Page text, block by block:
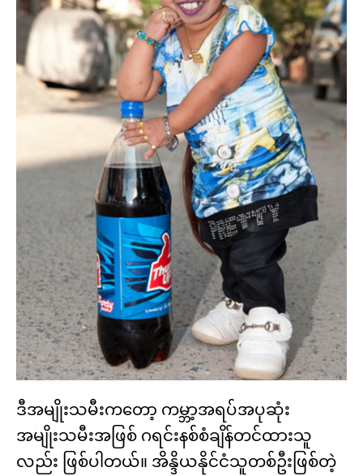
ဒီအမျိုးသမီးကတော့ ကမ္ဘာ့အရပ်အပုဆုံး
အမျိုးသမီးအဖြစ် ဂရင်းနစ်စံချိန်တင်ထားသူ
လည်း ဖြစ်ပါတယ်။ အိန္ဒိယနိုင်ငံသူတစ်ဦးဖြစ်တဲ့